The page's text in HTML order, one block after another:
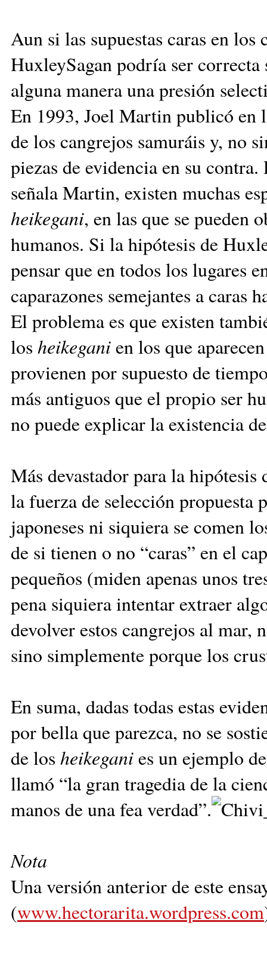
Aun si las supuestas caras en
HuxleySagan podría ser correcta
alguna manera una presión
En 1993, Joel Martin publicó en
de los cangrejos samuráis y, no
piezas de evidencia en su
señala Martin, existen muchas
heikegani, en las que se pueden
humanos. Si la hipótesis de
pensar que en todos los lugares
caparazones semejantes a caras
El problema es que existen
los heikeganien los que
provienen por supuesto de
más antiguos que el propio ser
no puede explicar la existencia
Más devastador para la
la fuerza de selección propuesta
japoneses ni siquiera se comen
de si tienen o no “caras” en el
pequeños (miden apenas unos
pena siquiera intentar extraer
devolver estos cangrejos al mar,
sino simplemente porque los
En suma, dadas todas estas
por bella que parezca, no se
de los heikeganies un ejemplo
llamó “la gran tragedia de la
manos de una fea verdad”.
Nota
Una versión anterior de este
(www.hectorarita.wordpress.com